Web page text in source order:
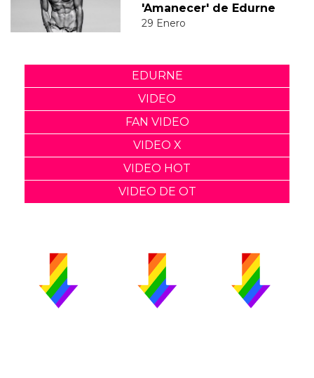
'Amanecer' de Edurne
29 Enero
EDURNE
VIDEO
FAN VIDEO
VIDEO X
VIDEO HOT
VIDEO DE OT